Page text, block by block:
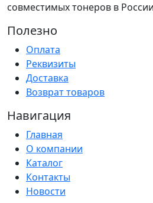
совместимых тонеров в России
Полезно
Оплата
Реквизиты
Доставка
Возврат товаров
Навигация
Главная
О компании
Каталог
Контакты
Новости